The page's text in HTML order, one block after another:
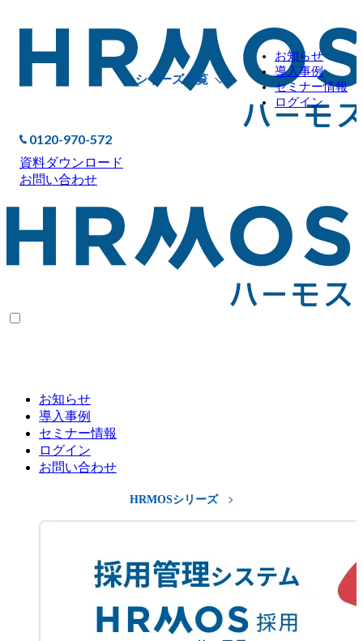
シリーズ一覧
お知らせ
導入事例
セミナー情報
ログイン
0120-970-572
資料ダウンロード
お問い合わせ
お知らせ
導入事例
セミナー情報
ログイン
お問い合わせ
HRMOSシリーズ